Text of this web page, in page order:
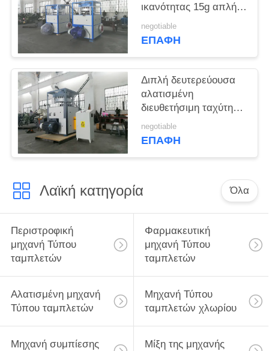
ικανότητας 15g απλή
λειτουργία 22 KW
negotiable
ΕΠΑΦΉ
Διπλή δευτερεύουσα
αλατισμένη
διευθετήσιμη ταχύτητα
μηχανών Τύπου
ταμπλετών/μηχανών
negotiable
ΕΠΑΦΉ
Λαϊκή κατηγορία Όλα
Περιστροφική
μηχανή Τύπου
ταμπλετών
Φαρμακευτική
μηχανή Τύπου
ταμπλετών
Αλατισμένη μηχανή
Τύπου ταμπλετών
Μηχανή Τύπου
ταμπλετών χλωρίου
Μηχανή συμπίεσης Μίξη της μηχανής